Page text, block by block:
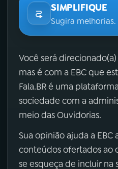
SIMPLIFIQUE
Sugira melhorias.
Você será direcionado(a)
mas é com a EBC que
Fala.BR é uma
sociedade com a
meio das Ouvidorias.
Sua opinião ajuda a EBC
conteúdos ofertados ao
se esqueça de incluir na